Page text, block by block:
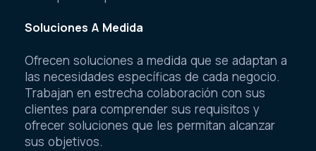
Soluciones A Medida
Ofrecen soluciones a medida que se adaptan a
las necesidades específicas de cada negocio.
Trabajan en estrecha colaboración con sus
clientes para comprender sus requisitos y
ofrecer soluciones que les permitan alcanzar
sus objetivos.